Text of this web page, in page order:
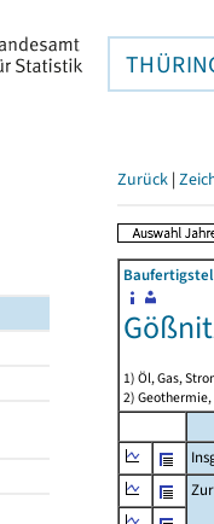
Zurück |
1) Öl, Gas,
2)